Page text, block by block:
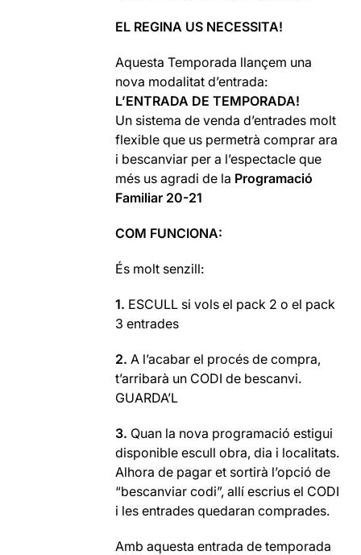
EL REGINA US NECESSITA!
Aquesta Temporada llançem una
nova modalitat d’entrada:
L’ENTRADA DE TEMPORADA!
Un sistema de venda d’entrades molt
flexible que us permetrà comprar ara
i bescanviar per a l’espectacle que
més us agradi de la Programació
Familiar 20-21
COM FUNCIONA:
És molt senzill:
1. ESCULL si vols el pack 2 o el pack
3 entrades
2. A l’acabar el procés de compra,
t’arribarà un CODI de bescanvi.
GUARDA’L
3. Quan la nova programació estigui
disponible escull obra, dia i localitats.
Alhora de pagar et sortirà l’opció de
“bescanviar codi”, allí escrius el CODI
i les entrades quedaran comprades.
Amb aquesta entrada de temporada